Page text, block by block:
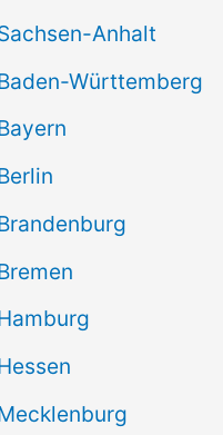
Anhalt
Württemberg